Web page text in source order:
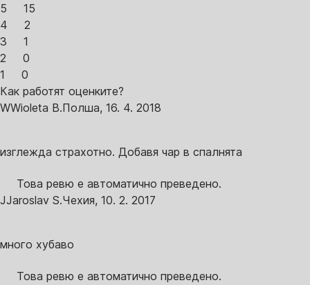
5
15
4
2
3
1
2
0
1
0
Как работят оценките?
WWioleta B.Полша, 16. 4. 2018
изглежда страхотно. Добавя чар в спалнята
Това ревю е автоматично преведено.
JJaroslav S.Чехия, 10. 2. 2017
много хубаво
Това ревю е автоматично преведено.